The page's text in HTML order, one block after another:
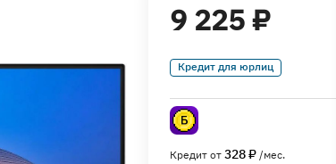
9 225 ₽
Кредит для юрлиц
Кредит от 328 ₽ /мес.